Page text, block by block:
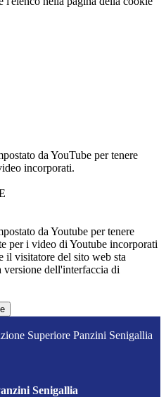
da YouTube per tenere
incorporati.
da Youtube per tenere
per i video di Youtube incorporati
il visitatore del sito web sta
dell'interfaccia di
Superiore Panzini Senigallia
Senigallia